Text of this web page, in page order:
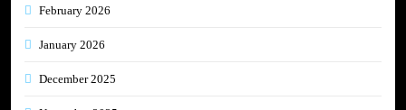
February 2026
January 2026
December 2025